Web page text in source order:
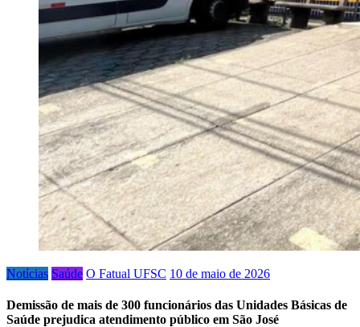
Notícias Saúde O Fatual UFSC 10 de maio de 2026
Demissão de mais de 300 funcionários das Unidades Básicas de
Saúde prejudica atendimento público em São José